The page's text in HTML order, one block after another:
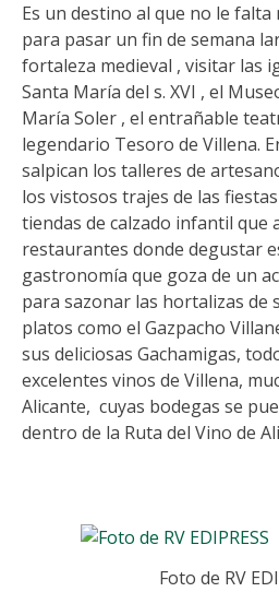
Es un destino al que no le falta
para pasar un fin de semana
fortaleza medieval , visitar las
Santa María del s. XVI , el
María Soler , el entrañable
legendario Tesoro de Villena.
salpican los talleres de
los vistosos trajes de las
tiendas de calzado infantil que
restaurantes donde degustar
gastronomía que goza de un
para sazonar las hortalizas de
platos como el Gazpacho
sus deliciosas Gachamigas,
excelentes vinos de Villena,
Alicante, cuyas bodegas se
dentro de la Ruta del Vino de
Foto de RV